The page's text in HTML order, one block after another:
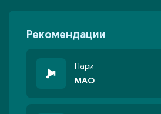
Рекомендации
Пари
MAO